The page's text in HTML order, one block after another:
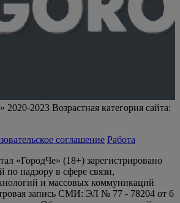
2023 Возрастная категория сайта:
соглашение Работа
«ГородЧе» (18+) зарегистрировано
надзору в сфере связи,
и массовых коммуникаций
запись СМИ: ЭЛ № 77 - 78204 от 6